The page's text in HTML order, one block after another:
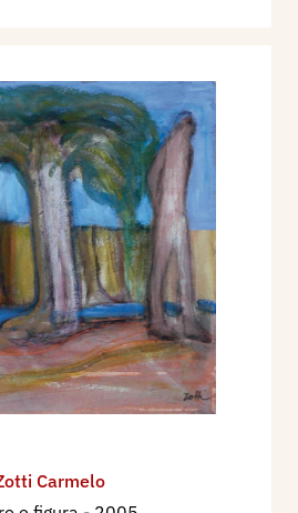
Carmelo